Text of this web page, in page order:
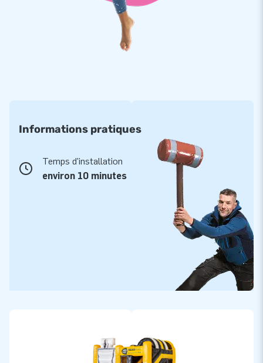
Informations pratiques
Temps d'installation
environ 10 minutes